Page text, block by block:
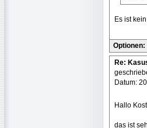
Es ist
Optionen:
Re:
Datum:
Hallo
das ist